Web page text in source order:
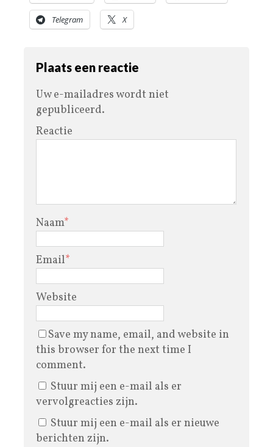
Telegram X
Plaats een reactie
Uw e-mailadres wordt niet
gepubliceerd.
Reactie
Naam*
Email*
Website
Save my name, email, and website in
this browser for the next time I
comment.
Stuur mij een e-mail als er
vervolgreacties zijn.
Stuur mij een e-mail als er nieuwe
berichten zijn.